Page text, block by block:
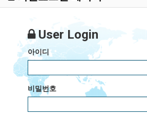
User Login
아이디
비밀번호